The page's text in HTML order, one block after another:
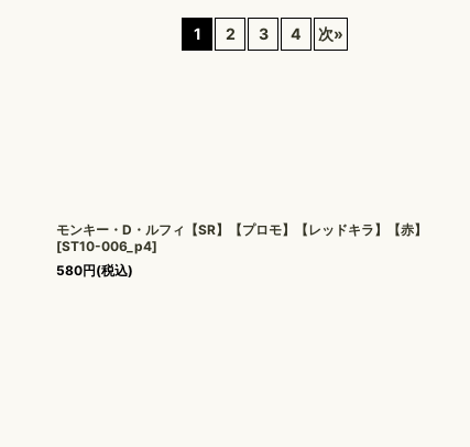
1 2 3 4 次»
モンキー・D・ルフィ【SR】【プロモ】【レッドキラ】【赤】
[ST10-006_p4]
580円(税込)